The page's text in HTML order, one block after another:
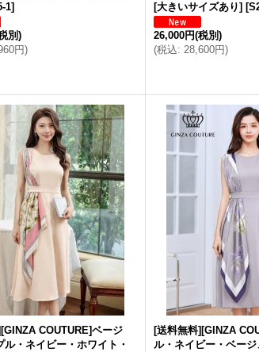
1]
別)
円)
[大きいサイズあり] [
26,000円(税別)
(税込: 28,600円)
COUTURE]ベージ
ル・ネイビー・ホワイト・
[送料無料][GINZA
ル・ネイビー・ベージ